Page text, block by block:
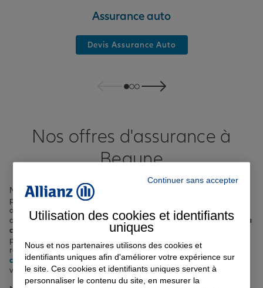
Assurance auto
Devis Assurance Auto
Nos offres d'assurance à
Beaune
Nichée au cœur de la Bourgogne, Beaune est une ville renommée
pour ses Hospices célèbres, ses grands crus et son riche patrimoine
architectural. Avec une population avoisinant les 20 000 habitants,
cette cité dynamique nécessite des solutions d' assurance adaptées à
chaque profil
. Nous vous proposons une large gamme de produits
pour répondre à vos besoins spécifiques, que vous soyez à la
recherche d'uneassurance auto, d'une assurance habitation
complémentaire santéou encore d'uneassurance emprunteurpour
votre prêt immobilier.
Continuer sans accepter
Utilisation des cookies et identifiants
uniques
Nous et nos partenaires utilisons des cookies et
identifiants uniques afin d'améliorer votre expérience sur
le site. Ces cookies et identifiants uniques servent à
personnaliser le contenu du site, en mesurer la